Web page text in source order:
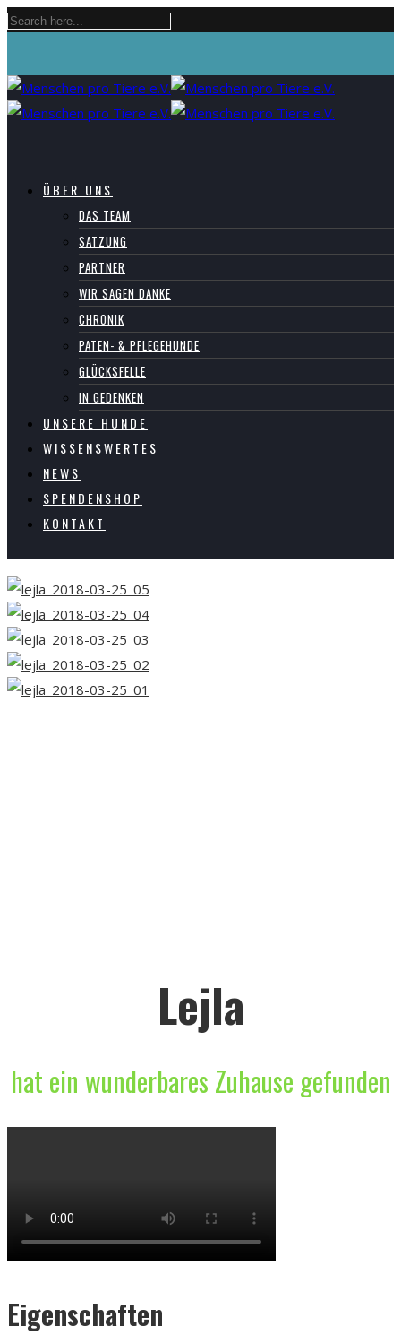
ÜBER UNS
DAS TEAM
SATZUNG
PARTNER
WIR SAGEN DANKE
CHRONIK
PATEN- & PFLEGEHUNDE
GLÜCKSFELLE
IN GEDENKEN
UNSERE HUNDE
WISSENSWERTES
NEWS
SPENDENSHOP
KONTAKT
Lejla
hat ein wunderbares Zuhause gefunden
Eigenschaften